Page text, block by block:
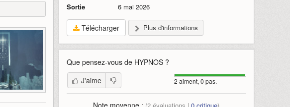
Sortie 6 mai 2026
Télécharger Plus d'informations
Que pensez-vous de HYPNOS?
2 aiment, 0 pas.
J'aime
Note moyenne :